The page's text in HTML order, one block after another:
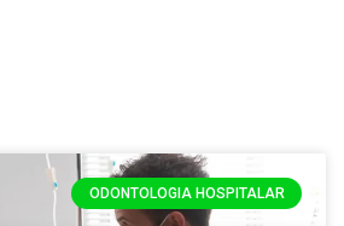
ODONTOLOGIA HOSPITALAR